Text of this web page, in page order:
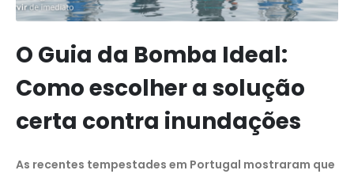
O Guia da Bomba Ideal:
Como escolher a solução
certa contra inundações
As recentes tempestades em Portugal mostraram que